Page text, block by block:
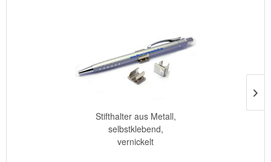
Stifthalter aus Metall,
selbstklebend,
vernickelt